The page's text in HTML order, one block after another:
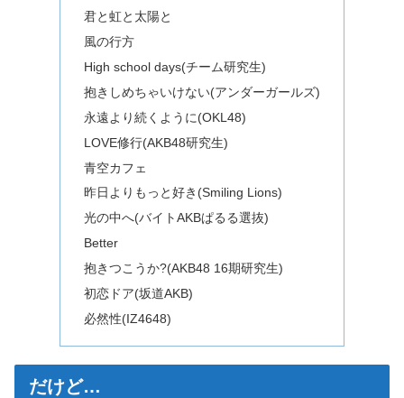
君と虹と太陽と
風の行方
High school days(チーム研究生)
抱きしめちゃいけない(アンダーガールズ)
永遠より続くように(OKL48)
LOVE修行(AKB48研究生)
青空カフェ
昨日よりもっと好き(Smiling Lions)
光の中へ(バイトAKBぱるる選抜)
Better
抱きつこうか?(AKB48 16期研究生)
初恋ドア(坂道AKB)
必然性(IZ4648)
だけど…